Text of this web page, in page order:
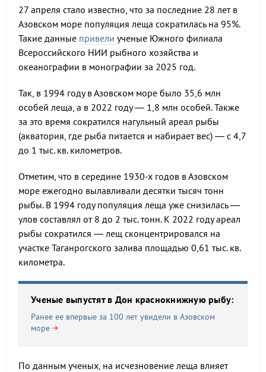
27 апреля стало известно, что за последние 28 лет в
Азовском море популяция леща сократилась на 95%.
Такие данные привели ученые Южного филиала
Всероссийского НИИ рыбного хозяйства и
океанографии в монографии за 2025 год.
Так, в 1994 году в Азовском море было 35,6 млн
особей леща, а в 2022 году — 1,8 млн особей. Также
за это время сократился нагульный ареал рыбы
(акватория, где рыба питается и набирает вес) — с 4,7
до 1 тыс. кв. километров.
Отметим, что в середине 1930-х годов в Азовском
море ежегодно вылавливали десятки тысяч тонн
рыбы. В 1994 году популяция леща уже снизилась —
улов составлял от 8 до 2 тыс. тонн. К 2022 году ареал
рыбы сократился — лещ сконцентрировался на
участке Таганрогского залива площадью 0,61 тыс. кв.
километра.
Ученые выпустят в Дон краснокнижную рыбу:
Ранее ее впервые за 100 лет увидели в Азовском
море
По данным ученых, на исчезновение леща влияет